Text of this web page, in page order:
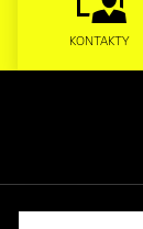
KONTAKTY